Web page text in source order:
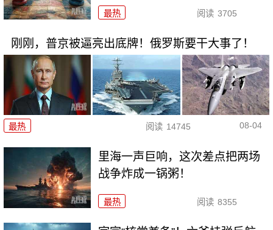
最热 阅读 3705
刚刚，普京被逼亮出底牌！俄罗斯要干大事了！
最热 阅读 14745 08-04
里海一声巨响，这次差点把两场
战争炸成一锅粥！
最热 阅读 8355